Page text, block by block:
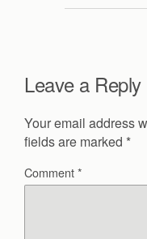
Leave a Reply
Your email address
fields are marked *
Comment*